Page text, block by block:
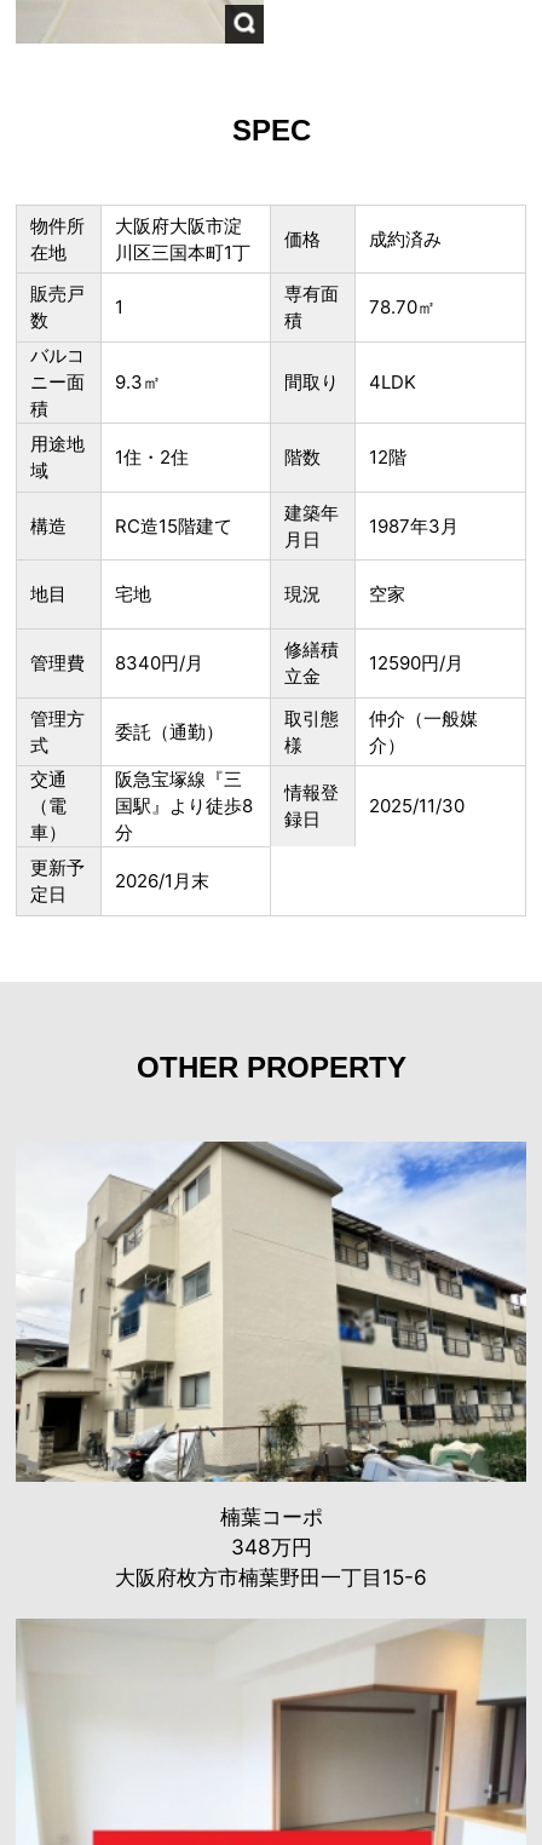
SPEC
物件所
在地
大阪府大阪市淀
川区三国本町1丁
価格 成約済み
販売戸
数
1
専有面
積
78.70㎡
バルコ
ニー面
積
9.3㎡ 間取り 4LDK
用途地
域
1住・2住 階数 12階
構造 RC造15階建て
建築年
月日
1987年3月
地目 宅地 現況 空家
管理費 8340円/月
修繕積
立金
12590円/月
管理方
式
委託（通勤）
取引態
様
仲介（一般媒
介）
交通
（電
車）
阪急宝塚線『三
国駅』より徒歩8
分
情報登
録日
2025/11/30
更新予
定日
2026/1月末
OTHER PROPERTY
楠葉コーポ
348万円
大阪府枚方市楠葉野田一丁目15-6